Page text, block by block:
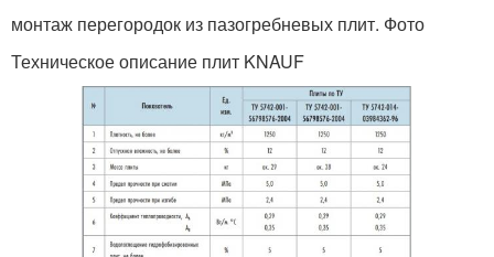
монтаж перегородок из пазогребневых плит. Фото
Техническое описание плит KNAUF